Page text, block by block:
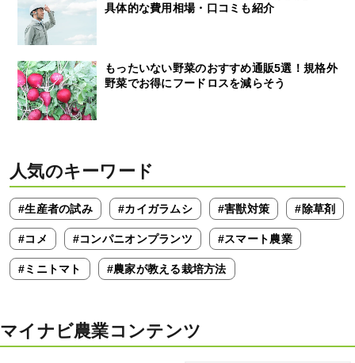
具体的な費用相場・口コミも紹介
もったいない野菜のおすすめ通販5選！規格外
野菜でお得にフードロスを減らそう
人気のキーワード
#生産者の試み #カイガラムシ #害獣対策 #除草剤
#コメ #コンパニオンプランツ #スマート農業
#ミニトマト #農家が教える栽培方法
マイナビ農業コンテンツ